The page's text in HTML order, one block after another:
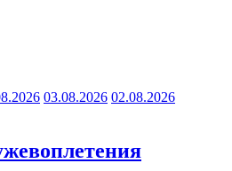
03.08.2026 02.08.2026